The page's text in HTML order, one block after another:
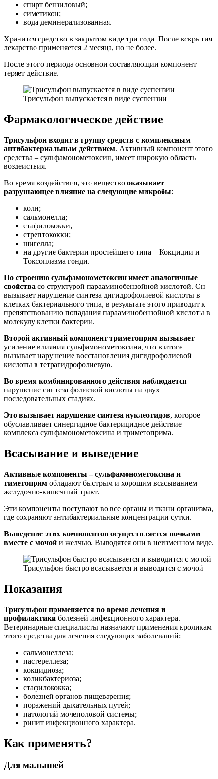
спирт бензиловый;
симетикон;
вода деминерализованная.
Хранится средство в закрытом виде три года. После вскрытия
лекарство применяется 2 месяца, но не более.
После этого периода основной составляющий компонент
теряет действие.
Трисульфон выпускается в виде суспензии
Фармакологическое действие
Трисульфон входит в группу средств с комплексным
антибактериальным действием. Активный компонент этого
средства – сульфамонометоксин, имеет широкую область
воздействия.
Во время воздействия, это вещество оказывает
разрушающее влияние на следующие микробы:
коли;
сальмонелла;
стафилококки;
стрептококки;
шигелла;
на другие бактерии простейшего типа – Кокцидии и
Токсоплазма гонди.
По строению сульфамонометоксин имеет аналогичные
свойства со структурой парааминобензойной кислотой. Он
вызывает нарушение синтеза дигидрофолиевой кислоты в
клетках бактериального типа, в результате этого приводит к
препятствованию попадания парааминобензойной кислоты в
молекулу клетки бактерии.
Второй активный компонент триметоприм вызывает
усиление влияния сульфамонометоксина, что в итоге
вызывает нарушение восстановления дигидрофолиевой
кислоты в тетрагидрофолиевую.
Во время комбинированного действия наблюдается
нарушение синтеза фолиевой кислоты на двух
последовательных стадиях.
Это вызывает нарушение синтеза нуклеотидов, которое
обуславливает синергидное бактерицидное действие
комплекса сульфамонометоксина и триметоприма.
Всасывание и выведение
Активные компоненты – сульфамонометоксина и
тиметоприм обладают быстрым и хорошим всасыванием
желудочно-кишечный тракт.
Эти компоненты поступают во все органы и ткани организма,
где сохраняют антибактериальные концентрации сутки.
Выведение этих компонентов осуществляется почками
вместе с мочой и желчью. Выводятся они в неизменном виде.
Трисульфон быстро всасывается и выводится с мочой
Показания
Трисульфон применяется во время лечения и
профилактики болезней инфекционного характера.
Ветеринарные специалисты назначают применения кроликам
этого средства для лечения следующих заболеваний:
сальмонеллеза;
пастереллеза;
кокцидиоза;
коликбактериоза;
стафилококка;
болезней органов пищеварения;
поражений дыхательных путей;
патологий мочеполовой системы;
ринит инфекционного характера.
Как применять?
Для малышей